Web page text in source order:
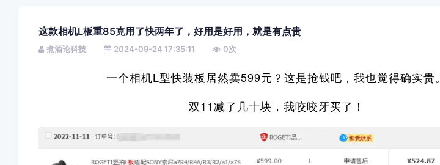
这款相机L板重85克用了快两年了，好用是好用，就是有点贵
煮酒论科技 2024-09-24 17:35:11 0次
一个相机L型快装板居然卖599元？这是抢钱吧，我也觉得确实贵。
双11减了几十块，我咬咬牙买了！